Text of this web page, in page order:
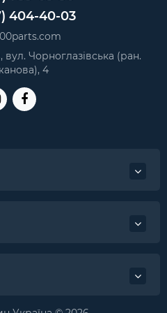
404-40-03
Чорноглазівська (ран.
4